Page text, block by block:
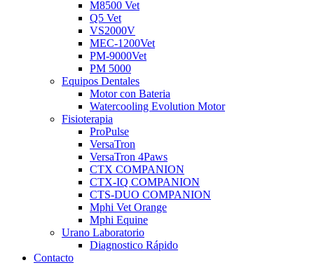
M8500 Vet
Q5 Vet
VS2000V
MEC-1200Vet
PM-9000Vet
PM 5000
Equipos Dentales
Motor con Bateria
Watercooling Evolution Motor
Fisioterapia
ProPulse
VersaTron
VersaTron 4Paws
CTX COMPANION
CTX-IQ COMPANION
CTS-DUO COMPANION
Mphi Vet Orange
Mphi Equine
Urano Laboratorio
Diagnostico Rápido
Contacto